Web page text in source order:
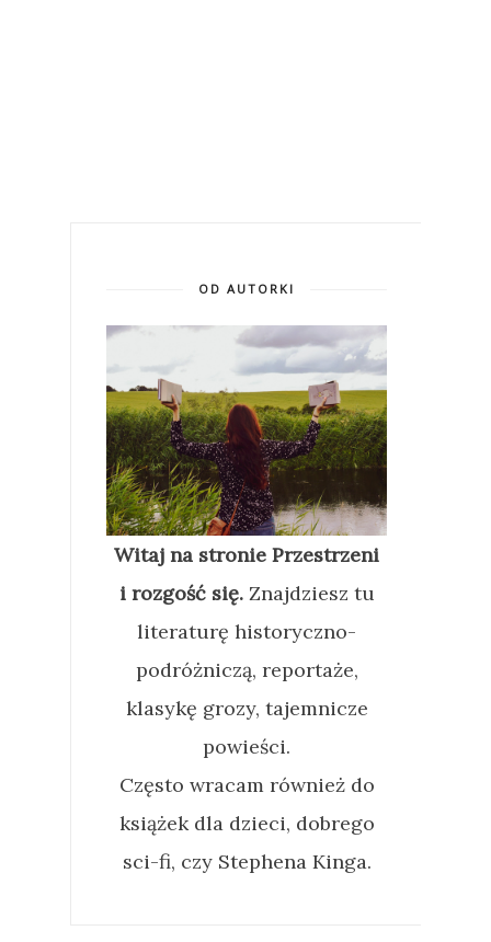
OD AUTORKI
Witaj na stronie Przestrzeni
i rozgość się. Znajdziesz tu
literaturę historyczno-
podróżniczą, reportaże,
klasykę grozy, tajemnicze
powieści.
Często wracam również do
książek dla dzieci, dobrego
sci-fi, czy Stephena Kinga.